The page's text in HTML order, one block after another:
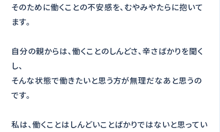
そのために働くことの不安感を、むやみやたらに抱いて
ます。
自分の親からは、働くことのしんどさ、辛さばかりを聞く
し、
そんな状態で働きたいと思う方が無理だなあと思うの
です。
私は、働くことはしんどいことばかりではないと思ってい